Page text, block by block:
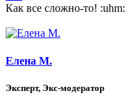
Как все сложно-то! :uhm:
Елена М.
Эксперт, Экс-модератор